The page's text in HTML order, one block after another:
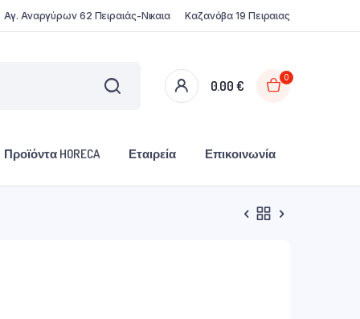
Αγ. Αναργύρων 62 Πειραιάς-Νικαια Καζανόβα 19 Πειραιας
0.00€
0
Προϊόντα HORECA Εταιρεία Επικοινωνία